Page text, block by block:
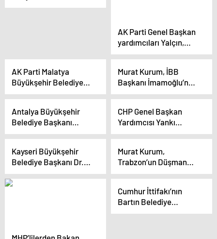
Partisi’ne Geçişi
AK Parti Genel Başkan
yardımcıları Yalçın,
Yavuz ve Kandemir,
konuştu Açıklaması
AK Parti Malatya
Büyükşehir Belediye
Başkan Adayı Sami Er
Buluştu
Murat Kurum, İBB
Başkanı İmamoğlu’nun
davet iddialarını
Antalya Büyükşehir
Belediye Başkanı
Muhittin Böcek,
Başkanı Mehmet Ali
Yılmaz ile Seçim
Koordinasyon
Merkezi’nin açılışını
CHP Genel Başkan
Yardımcısı Yankı
Bağcıoğlu, şehit
sorunlarına dikkat
çekti
Kayseri Büyükşehir
Belediye Başkanı Dr.
Memduh Büyükkılıç,
Gece Mesaisine Devam
Murat Kurum,
Trabzon’un Düşman
İşgalinden Kurtuluş
Cumhur İttifakı’nın
Bartın Belediye
Başkan Adayı ve